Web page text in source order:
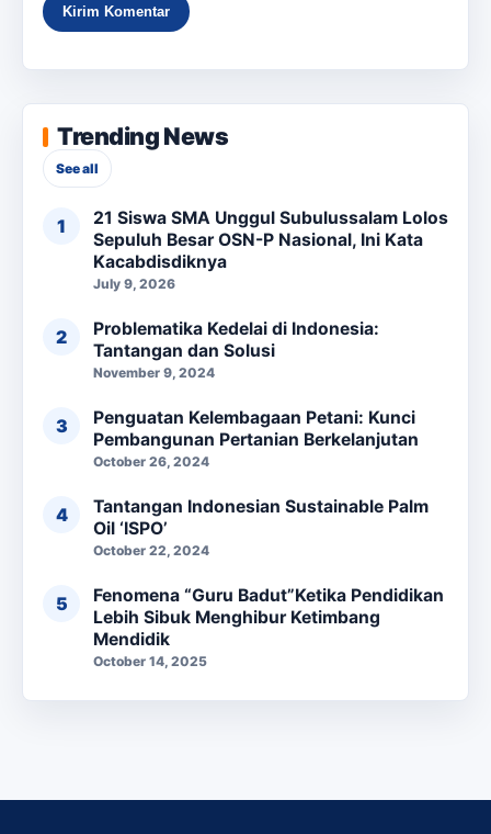
Trending News
See all
21 Siswa SMA Unggul Subulussalam Lolos
Sepuluh Besar OSN-P Nasional, Ini Kata
Kacabdisdiknya
July 9, 2026
Problematika Kedelai di Indonesia:
Tantangan dan Solusi
November 9, 2024
Penguatan Kelembagaan Petani: Kunci
Pembangunan Pertanian Berkelanjutan
October 26, 2024
Tantangan Indonesian Sustainable Palm
Oil ‘ISPO’
October 22, 2024
Fenomena “Guru Badut”Ketika Pendidikan
Lebih Sibuk Menghibur Ketimbang
Mendidik
October 14, 2025